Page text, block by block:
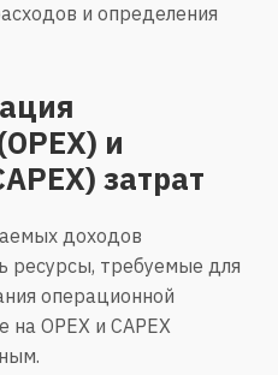
и определения
и
затрат
доходов
ресурсы, требуемые для
операционной
на OPEX и CAPEX